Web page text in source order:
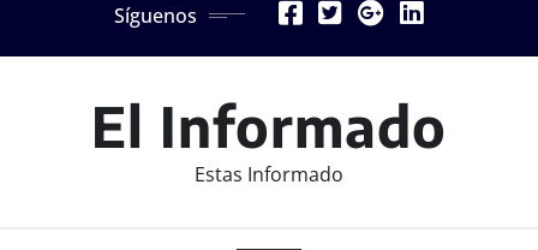
Síguenos
El Informado
Estas Informado